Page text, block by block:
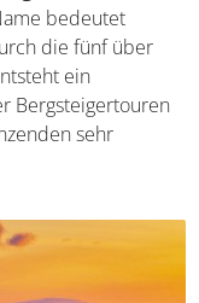
bedeutet
die fünf über
ein
Bergsteigertouren
sehr